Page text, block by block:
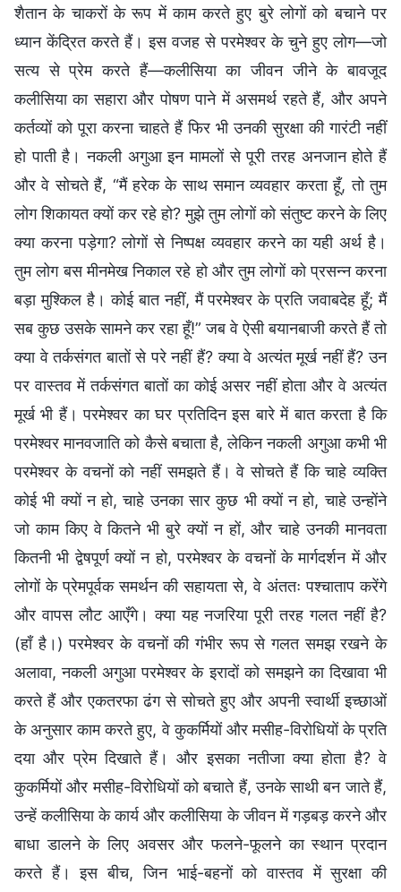
शैतान के चाकरों के रूप में काम करते हुए बुरे लोगों को बचाने पर
ध्यान केंद्रित करते हैं। इस वजह से परमेश्वर के चुने हुए लोग—जो
सत्य से प्रेम करते हैं—कलीसिया का जीवन जीने के बावजूद
कलीसिया का सहारा और पोषण पाने में असमर्थ रहते हैं, और अपने
कर्तव्यों को पूरा करना चाहते हैं फिर भी उनकी सुरक्षा की गारंटी नहीं
हो पाती है। नकली अगुआ इन मामलों से पूरी तरह अनजान होते हैं
और वे सोचते हैं, “मैं हरेक के साथ समान व्यवहार करता हूँ, तो तुम
लोग शिकायत क्यों कर रहे हो? मुझे तुम लोगों को संतुष्ट करने के लिए
क्या करना पड़ेगा? लोगों से निष्‍पक्ष व्यवहार करने का यही अर्थ है।
तुम लोग बस मीनमेख निकाल रहे हो और तुम लोगों को प्रसन्न करना
बड़ा मुश्किल है। कोई बात नहीं, मैं परमेश्वर के प्रति जवाबदेह हूँ; मैं
सब कुछ उसके सामने कर रहा हूँ!” जब वे ऐसी बयानबाजी करते हैं तो
क्या वे तर्कसंगत बातों से परे नहीं हैं? क्या वे अत्यंत मूर्ख नहीं हैं? उन
पर वास्तव में तर्कसंगत बातों का कोई असर नहीं होता और वे अत्यंत
मूर्ख भी हैं। परमेश्वर का घर प्रतिदिन इस बारे में बात करता है कि
परमेश्वर मानवजाति को कैसे बचाता है, लेकिन नकली अगुआ कभी भी
परमेश्वर के वचनों को नहीं समझते हैं। वे सोचते हैं कि चाहे व्यक्ति
कोई भी क्यों न हो, चाहे उनका सार कुछ भी क्यों न हो, चाहे उन्होंने
जो काम किए वे कितने भी बुरे क्यों न हों, और चाहे उनकी मानवता
कितनी भी द्वेषपूर्ण क्यों न हो, परमेश्वर के वचनों के मार्गदर्शन में और
लोगों के प्रेमपूर्वक समर्थन की सहायता से, वे अंततः पश्चाताप करेंगे
और वापस लौट आएँगे। क्या यह नजरिया पूरी तरह गलत नहीं है?
(हाँ है।) परमेश्वर के वचनों की गंभीर रूप से गलत समझ रखने के
अलावा, नकली अगुआ परमेश्वर के इरादों को समझने का दिखावा भी
करते हैं और एकतरफा ढंग से सोचते हुए और अपनी स्वार्थी इच्छाओं
के अनुसार काम करते हुए, वे कुकर्मियों और मसीह-विरोधियों के प्रति
दया और प्रेम दिखाते हैं। और इसका नतीजा क्या होता है? वे
कुकर्मियों और मसीह-विरोधियों को बचाते हैं, उनके साथी बन जाते हैं,
उन्हें कलीसिया के कार्य और कलीसिया के जीवन में गड़बड़ करने और
बाधा डालने के लिए अवसर और फलने-फूलने का स्थान प्रदान
करते हैं। इस बीच, जिन भाई-बहनों को वास्तव में सुरक्षा की